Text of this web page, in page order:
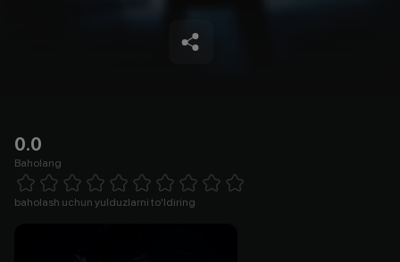
0.0
Baholang
1 Star 2 Stars 3 Stars 4 Stars5 Stars 6 Stars7 Stars8 Stars
baholash uchun yulduzlarni to'ldiring